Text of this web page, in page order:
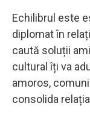
Echilibrul este
diplomat în
caută soluții
cultural îți va
amoros,
consolida